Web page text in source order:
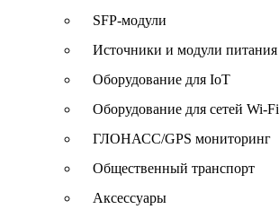
SFP-модули
Источники и модули питания
Оборудование для IoT
Оборудование для сетей Wi-Fi
ГЛОНАСС/GPS мониторинг
Общественный транспорт
Аксессуары